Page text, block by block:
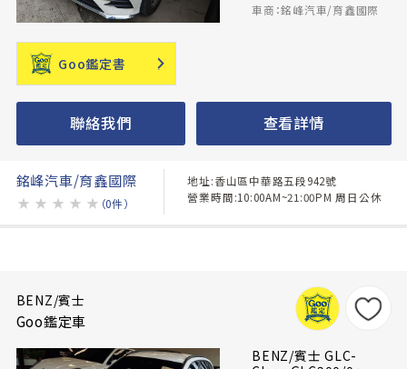
車商：銘峰汽車/育鑫國際
Goo鑑定書
聯絡我們 查看詳情
銘峰汽車/育鑫國際
★ ★ ★ ★ ★ （0件）
地址:香山區中華路五段942號
營業時間:10:00AM~21:00PM 周日公休
BENZ/賓士
Goo鑑定車
BENZ/賓士 GLC-